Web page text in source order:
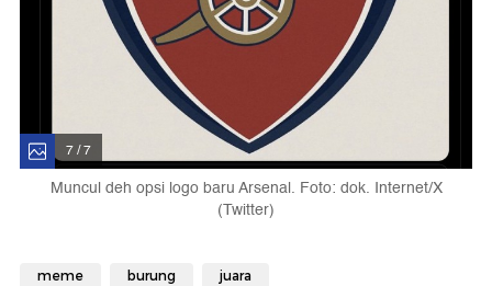
7 / 7
Muncul deh opsi logo baru Arsenal. Foto: dok. Internet/X
(Twitter)
meme burung juara